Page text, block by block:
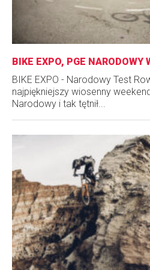
BIKE EXPO, PGE NARODOWY
BIKE EXPO - Narodowy Test
najpiękniejszy wiosenny
Narodowy i tak tętnił...